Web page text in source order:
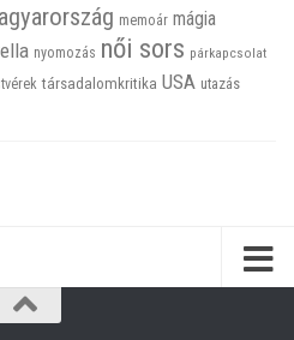
memoár mágia
nyomozás női sors párkapcsolat
társadalomkritika USA utazás